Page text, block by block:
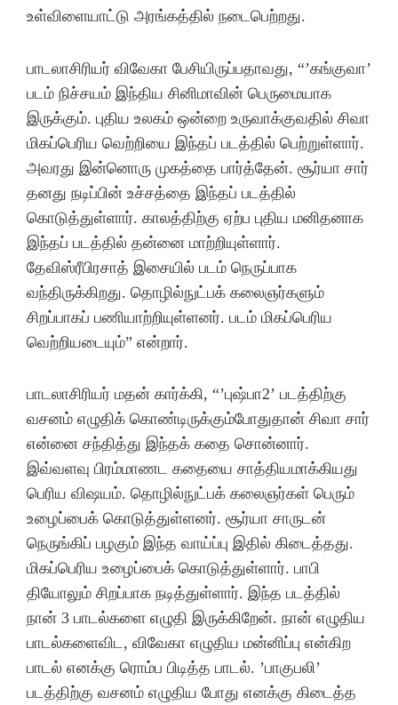
உள்விளையாட்டு அரங்கத்தில் நடைபெற்றது.
பாடலாசிரியர் விவேகா பேசியிருப்பதாவது, “’கங்குவா’
படம் நிச்சயம் இந்திய சினிமாவின் பெருமையாக
இருக்கும். புதிய உலகம் ஒன்றை உருவாக்குவதில் சிவா
மிகப்பெரிய வெற்றியை இந்தப் படத்தில் பெற்றுள்ளார்.
அவரது இன்னொரு முகத்தை பார்த்தேன். சூர்யா சார்
தனது நடிப்பின் உச்சத்தை இந்தப் படத்தில்
கொடுத்துள்ளார். காலத்திற்கு ஏற்ப புதிய மனிதனாக
இந்தப் படத்தில் தன்னை மாற்றியுள்ளார்.
தேவிஸ்ரீபிரசாத் இசையில் படம் நெருப்பாக
வந்திருக்கிறது. தொழில்நுட்பக் கலைஞர்களும்
சிறப்பாகப் பணியாற்றியுள்ளனர். படம் மிகப்பெரிய
வெற்றியடையும்” என்றார்.
பாடலாசிரியர் மதன் கார்க்கி, “’புஷ்பா2’ படத்திற்கு
வசனம் எழுதிக் கொண்டிருக்கும்போதுதான் சிவா சார்
என்னை சந்தித்து இந்தக் கதை சொன்னார்.
இவ்வளவு பிரம்மாணட கதையை சாத்தியமாக்கியது
பெரிய விஷயம். தொழில்நுட்பக் கலைஞர்கள் பெரும்
உழைப்பைக் கொடுத்துள்ளனர். சூர்யா சாருடன்
நெருங்கிப் பழகும் இந்த வாய்ப்பு இதில் கிடைத்தது.
மிகப்பெரிய உழைப்பைக் கொடுத்துள்ளார். பாபி
தியோலும் சிறப்பாக நடித்துள்ளார். இந்த படத்தில்
நான் 3 பாடல்களை எழுதி இருக்கிறேன். நான் எழுதிய
பாடல்களைவிட, விவேகா எழுதிய மன்னிப்பு என்கிற
பாடல் எனக்கு ரொம்ப பிடித்த பாடல். ’பாகுபலி’
படத்திற்கு வசனம் எழுதிய போது எனக்கு கிடைத்த